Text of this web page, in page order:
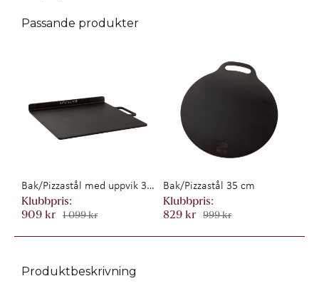
Passande produkter
Bak/Pizzastål med uppvik 37 x 32 cm
909 kr 1 099 kr
Bak/Pizzastål 35 cm
829 kr 999 kr
Produktbeskrivning